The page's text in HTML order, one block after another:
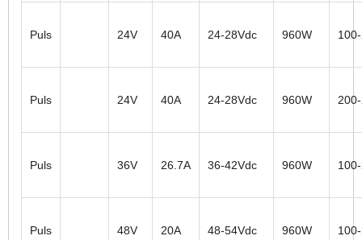
Puls 24V 40A 24-28Vdc 960W
Puls 24V 40A 24-28Vdc 960W
Puls 36V 26.7A 36-42Vdc 960W
Puls 48V 20A 48-54Vdc 960W